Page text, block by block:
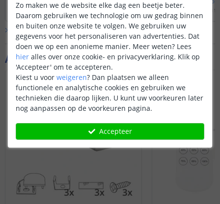
Aanvullende producten
90cm.
Door dinsdag 11
Bekijk alle Vraag & antwoord
Zo maken we de website elke dag een beetje beter.
Daarom gebruiken we technologie om uw gedrag binnen
en buiten onze website te volgen. We gebruiken uw
gegevens voor het personaliseren van advertenties. Dat
doen we op een anonieme manier. Meer weten? Lees
hier alles over onze cookie- en privacyverklaring. Klik op
'Accepteer' om te accepteren.
Kiest u voor weigeren? Dan plaatsen we alleen
functionele en analytische cookies en gebruiken we
technieken die daarop lijken. U kunt uw voorkeuren later
nog aanpassen op de voorkeuren pagina.
Accepteer